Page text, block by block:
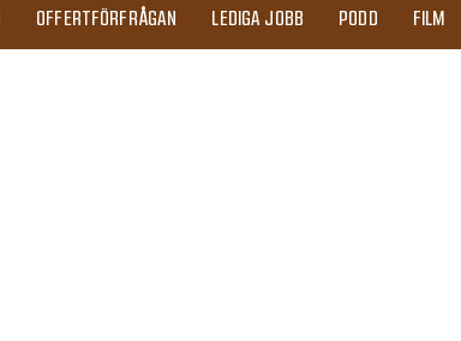
OFFERTFÖRFRÅGAN LEDIGA JOBB PODD FILM